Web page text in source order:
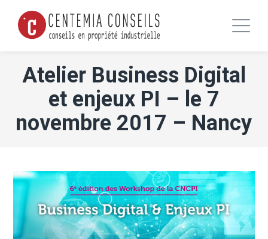
Atelier Business Digital
et enjeux PI – le 7
novembre 2017 – Nancy